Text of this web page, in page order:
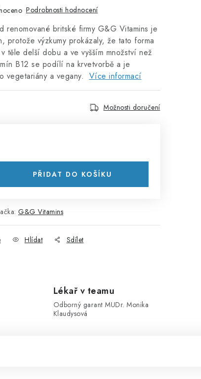
Podrobnosti hodnocení
renomované britské firmy G&G Vitamins je
protože výzkumy prokázaly, že tato forma
těle delší dobu a ve vyšším množství než
B12 se podílí na krvetvorbě a je
vegetariány a vegany. Více informací
Možnosti doručení
PŘIDAT DO KOŠÍKU
G&G Vitamins
Hlídat Sdílet
Lékař v teamu
Odborný garant MUDr. Monika
Klaudysová